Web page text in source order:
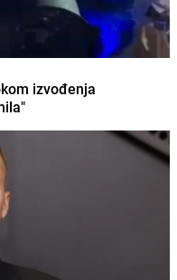
izvođenja